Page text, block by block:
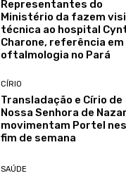
Representantes do
Ministério da fazem
técnica ao hospital
Charone, referência em
oftalmologia no Pará
CÍRIO
Transladação e Círio de
Nossa Senhora de
movimentam Portel
fim de semana
SAÚDE